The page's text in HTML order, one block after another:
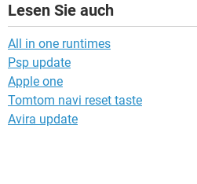
Lesen Sie auch
All in one runtimes
Psp update
Apple one
Tomtom navi reset taste
Avira update